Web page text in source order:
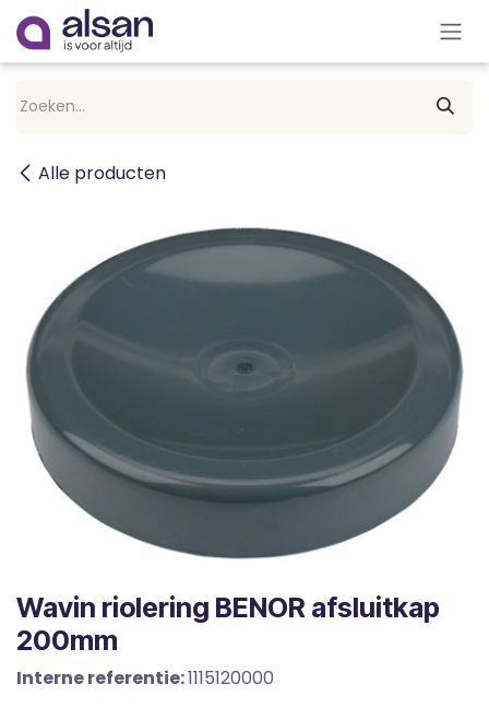
Overslaan naar inhoud
Alle producten
Wavin riolering BENOR afsluitkap
200mm
Interne referentie:1115120000